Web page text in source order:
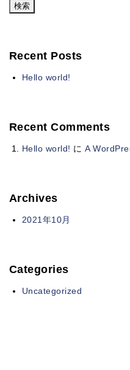
検索
Recent Posts
Hello world!
Recent Comments
Hello world! にA
Archives
2021年10月
Categories
Uncategorized